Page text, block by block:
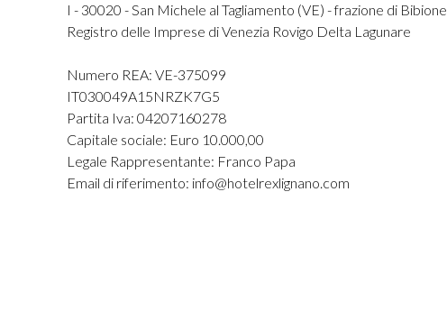
I - 30020 - San Michele al Tagliamento (VE) - frazione di Bibione
Registro delle Imprese di Venezia Rovigo Delta Lagunare
Numero REA: VE-375099
IT030049A15NRZK7G5
Partita Iva: 04207160278
Capitale sociale: Euro 10.000,00
Legale Rappresentante: Franco Papa
Email di riferimento: info@hotelrexlignano.com